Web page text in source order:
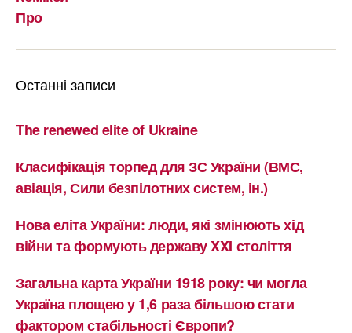
Про
Останні записи
The renewed elite of Ukraine
Класифікація торпед для ЗС України (ВМС,
авіація, Сили безпілотних систем, ін.)
Нова еліта України: люди, які змінюють хід
війни та формують державу XXI століття
Загальна карта України 1918 року: чи могла
Україна площею у 1,6 раза більшою стати
фактором стабільності Європи?